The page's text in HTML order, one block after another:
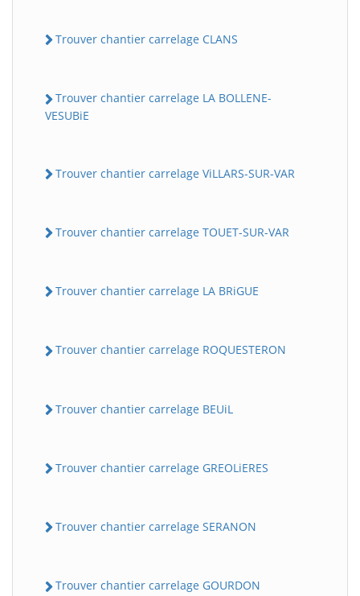
Trouver chantier carrelage CLANS
Trouver chantier carrelage LA BOLLENE-
VESUBiE
Trouver chantier carrelage ViLLARS-SUR-VAR
Trouver chantier carrelage TOUET-SUR-VAR
Trouver chantier carrelage LA BRiGUE
Trouver chantier carrelage ROQUESTERON
Trouver chantier carrelage BEUiL
Trouver chantier carrelage GREOLiERES
Trouver chantier carrelage SERANON
Trouver chantier carrelage GOURDON